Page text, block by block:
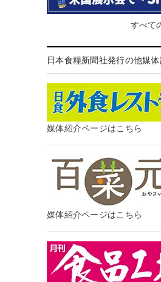
すべて
日本食糧新聞社発行の他媒
媒体紹介ページはこちら
媒体紹介ページはこちら